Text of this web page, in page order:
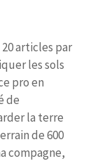
articles par
les sols
pro en
de
la terre
de 600
compagne,